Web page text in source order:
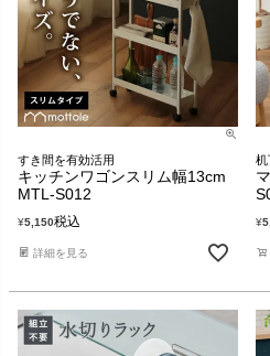
すき間を有効活用
キッチンワゴンスリム幅13cm
MTL-S012
¥5,150税込
詳細を見る
机
¥